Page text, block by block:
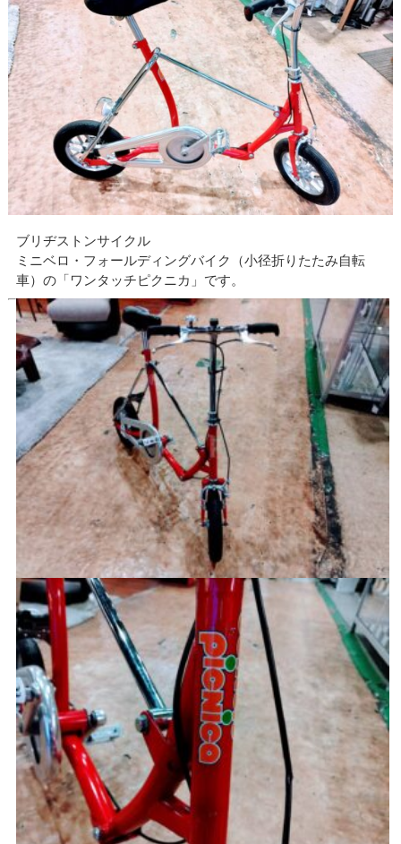
ブリヂストンサイクル
ミニベロ・フォールディングバイク（小径折りたたみ自転
車）の「ワンタッチピクニカ」です。